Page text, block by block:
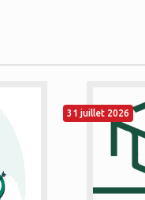
31 juillet 2026